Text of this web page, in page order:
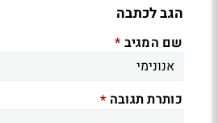
הגב לכתבה
שם המגיב *
כותרת תגובה *